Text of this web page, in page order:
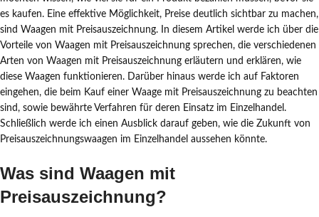
es kaufen. Eine effektive Möglichkeit, Preise deutlich sichtbar zu machen,
sind Waagen mit Preisauszeichnung. In diesem Artikel werde ich über die
Vorteile von Waagen mit Preisauszeichnung sprechen, die verschiedenen
Arten von Waagen mit Preisauszeichnung erläutern und erklären, wie
diese Waagen funktionieren. Darüber hinaus werde ich auf Faktoren
eingehen, die beim Kauf einer Waage mit Preisauszeichnung zu beachten
sind, sowie bewährte Verfahren für deren Einsatz im Einzelhandel.
Schließlich werde ich einen Ausblick darauf geben, wie die Zukunft von
Preisauszeichnungswaagen im Einzelhandel aussehen könnte.
Was sind Waagen mit
Preisauszeichnung?